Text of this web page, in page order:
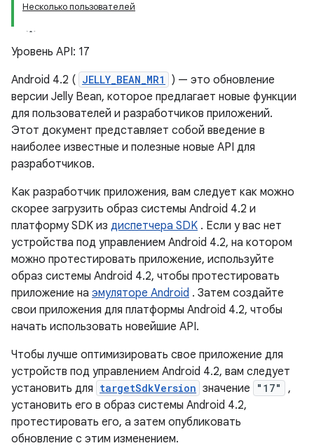
Несколько пользователей
Уровень API: 17
Android 4.2 ( JELLY_BEAN_MR1
) — это обновление
версии Jelly Bean, которое предлагает новые функции
для пользователей и разработчиков приложений.
Этот документ представляет собой введение в
наиболее известные и полезные новые API для
разработчиков.
Как разработчик приложения, вам следует как можно
скорее загрузить образ системы Android 4.2 и
платформу SDK из диспетчера SDK . Если у вас нет
устройства под управлением Android 4.2, на котором
можно протестировать приложение, используйте
образ системы Android 4.2, чтобы протестировать
приложение на эмуляторе Android . Затем создайте
свои приложения для платформы Android 4.2, чтобы
начать использовать новейшие API.
Чтобы лучше оптимизировать свое приложение для
устройств под управлением Android 4.2, вам следует
установить для targetSdkVersion значение "17"
,
установить его в образ системы Android 4.2,
протестировать его, а затем опубликовать
обновление с этим изменением.